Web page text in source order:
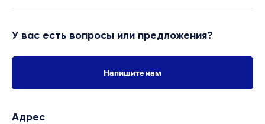
У вас есть вопросы или предложения?
Напишите нам
Адрес